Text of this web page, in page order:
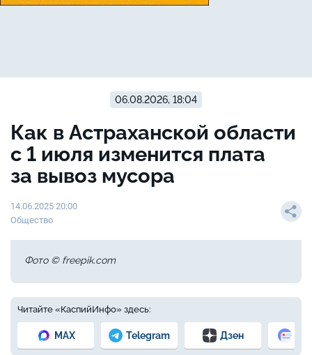
06.08.2026, 18:04
Как в Астраханской области
с 1 июля изменится плата
за вывоз мусора
14.06.2025 20:00
Общество
Фото © freepik.com
Читайте «КаспийИнфо» здесь:
MAX Telegram Дзен